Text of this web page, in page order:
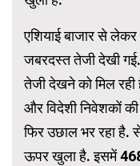
एशियाई बाजार से
जबरदस्त तेजी देखी गई.
तेजी देखने को मिल रही
और विदेशी निवेशकों की
फिर उछाल भर रहा
ऊपर खुला है. इसमें